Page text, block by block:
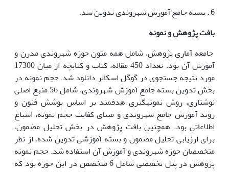
6 . بسته­ جامع آموزش شهروندی تدوین شد.
بافت پژوهش و نمونه
جامعه آماری پژوهش، شامل همه متون حوزه شهروندی مدرن و
آموزش آن بود. تعداد 450 مقاله، کتاب و کتابچه از میان 17300
مورد نتیجه جستجوی در گوگل اسکالر دانلود شد. حجم نمونه در
بخش تدوین بسته جامع آموزش شهروندی، شامل 56 منبع اصلی
نوشتاری، روش نمونه­گیری هدفمند بر اساس پوشش فنون و
روند آموزش جامع شهروندی و مبنای کفایت حجم نمونه، اشباع
اطلاعاتی بود. همچنین بافت پژوهش در بخش تحلیل مضمون،
برای ارزیابی تحلیل مضمون و بسته آموزشی تدوین شده، از نظر
متخصصان حوزه شهروندی و آموزش آن استفاده شد. حجم نمونه
پژوهش در پنل تخصصی شامل 6 متخصص در این حوزه بود که